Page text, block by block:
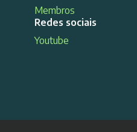
Membros
Redes sociais
Youtube